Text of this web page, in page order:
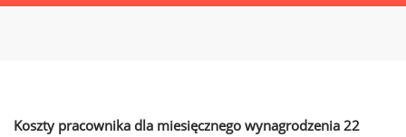
Koszty pracownika dla miesięcznego wynagrodzenia 22